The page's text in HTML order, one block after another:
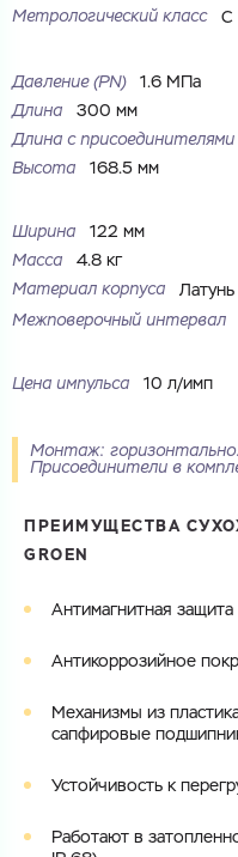
Купить как физ. лицо
Имя
Номер телефона
получить. Мы
Город
Метрологический класс
C
Давление (PN)
1.6 МПа
Длина
300 мм
Длина с присоединителями
Высота
168.5 мм
Ширина
122 мм
Масса
4.8 кг
Материал корпуса
Латунь
Межповерочный интервал
Цена импульса 10 л/имп
Монтаж: горизонтально.
Присоединители в
ПРЕИМУЩЕСТВА
GROEN
Антимагнитная защита
Антикоррозийное
Механизмы из
сапфировые
Устойчивость к
Работают в